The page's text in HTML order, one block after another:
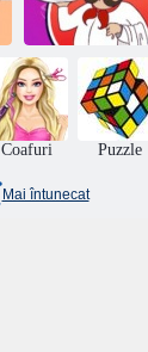
coreene
Cele mai bune
rețete de gătit din
lume
Coafuri Puzzle
Mai întunecat